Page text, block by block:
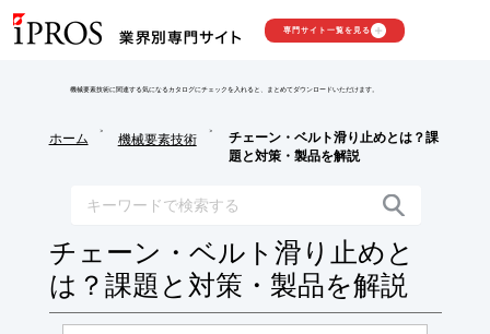
専門サイト一覧を見る
機械要素技術に関連する気になるカタログにチェックを入れると、まとめてダウンロードいただけます。
ホーム
>
機械要素技術
>
チェーン・ベルト滑り止めとは？課
題と対策・製品を解説
チェーン・ベルト滑り止めと
は？課題と対策・製品を解説